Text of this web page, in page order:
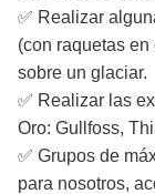
✅ Realizar
(con raquetas
sobre un glaciar.
✅ Realizar las
Oro: Gullfoss,
✅ Grupos de
para nosotros,